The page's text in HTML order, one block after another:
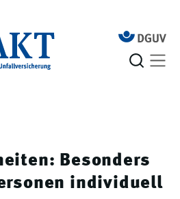
Besonders
individuell